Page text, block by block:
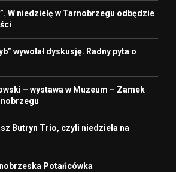
W niedzielę w Tarnobrzegu odbędzie
wywołał dyskusję. Radny pyta o
– wystawa w Muzeum – Zamek
Butryn Trio, czyli niedziela na
Potańcówka